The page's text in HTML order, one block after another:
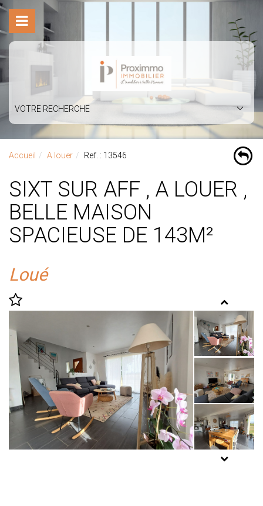
VOTRE RECHERCHE
Accueil A louer Ref. : 13546
SIXT SUR AFF , A LOUER ,
BELLE MAISON
SPACIEUSE DE 143M²
Loué